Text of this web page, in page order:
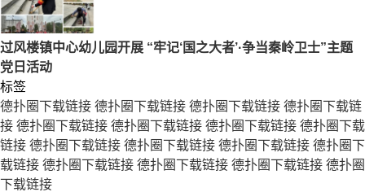
过风楼镇中心幼儿园开展 “牢记‘国之大者’·争当秦岭卫士”主题
党日活动
标签
德扑圈下载链接 德扑圈下载链接 德扑圈下载链接 德扑圈下载链
接 德扑圈下载链接 德扑圈下载链接 德扑圈下载链接 德扑圈下载
链接 德扑圈下载链接 德扑圈下载链接 德扑圈下载链接 德扑圈下
载链接 德扑圈下载链接 德扑圈下载链接 德扑圈下载链接 德扑圈
下载链接